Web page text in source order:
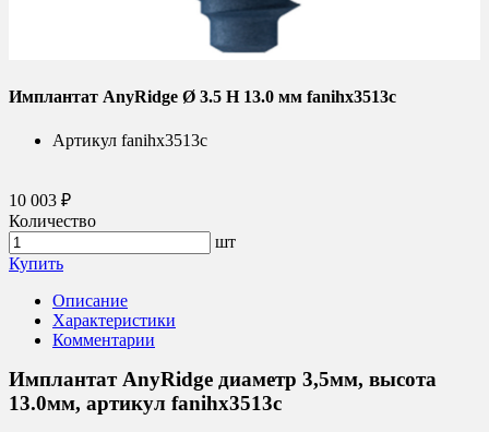
Имплантат AnyRidge Ø 3.5 H 13.0 мм fanihx3513c
Артикул fanihx3513c
10 003 ₽
Количество
шт
Купить
Описание
Характеристики
Комментарии
Имплантат AnyRidge диаметр 3,5мм, высота
13.0мм, артикул fanihx3513c